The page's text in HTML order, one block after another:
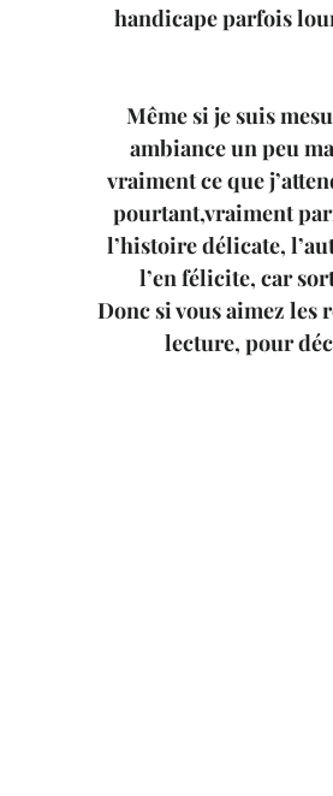
handicape parfois
Même si je suis
ambiance un peu
vraiment ce que
pourtant,vraiment
l’histoire délicate,
l’en félicite, car
Donc si vous aimez les
lecture, pour